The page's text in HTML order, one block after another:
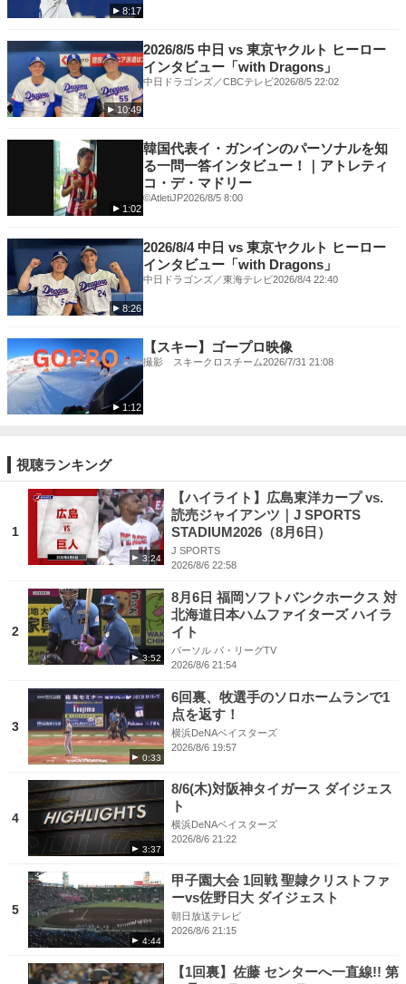
8:17
10:49
2026/8/5 中日 vs 東京ヤクルト ヒーロー
インタビュー「with Dragons」
中日ドラゴンズ／CBCテレビ2026/8/5 22:02
1:02
韓国代表イ・ガンインのパーソナルを知
る一問一答インタビュー！｜アトレティ
コ・デ・マドリー
©️AtletiJP2026/8/5 8:00
8:26
2026/8/4 中日 vs 東京ヤクルト ヒーロー
インタビュー「with Dragons」
中日ドラゴンズ／東海テレビ2026/8/4 22:40
1:12
【スキー】ゴープロ映像
撮影 スキークロスチーム2026/7/31 21:08
視聴ランキング
1
3:24
【ハイライト】広島東洋カープ vs.
読売ジャイアンツ｜J SPORTS
STADIUM2026（8月6日）
J SPORTS
2026/8/6 22:58
2
3:52
8月6日 福岡ソフトバンクホークス 対
北海道日本ハムファイターズ ハイラ
イト
パーソル パ・リーグTV
2026/8/6 21:54
3
0:33
6回裏、牧選手のソロホームランで1
点を返す！
横浜DeNAベイスターズ
2026/8/6 19:57
4
3:37
8/6(木)対阪神タイガース ダイジェス
ト
横浜DeNAベイスターズ
2026/8/6 21:22
5
4:44
甲子園大会 1回戦 聖隷クリストファ
ーvs佐野日大 ダイジェスト
朝日放送テレビ
2026/8/6 21:15
【1回裏】佐藤 センターへ一直線!! 第